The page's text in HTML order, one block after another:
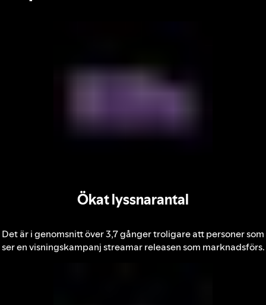
Ökat lyssnarantal
Det är i genomsnitt över 3,7 gånger troligare att personer som
ser en visningskampanj streamar releasen som marknadsförs.